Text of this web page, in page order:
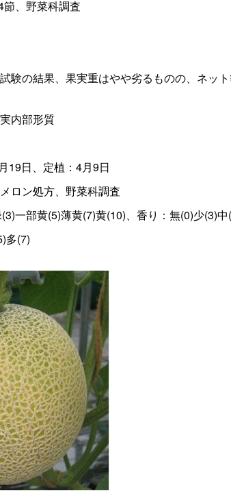
、野菜科調査
験の結果、果実重はやや劣るものの、ネッ
内部形質
19日、定植：4月9日
ロン処方、野菜科調査
一部黄(5)薄黄(7)黄(10)、香り：無(0)少(3)中
多(7)